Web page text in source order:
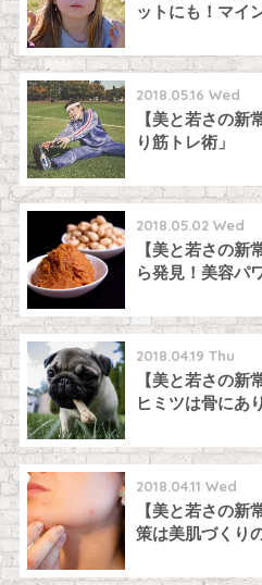
ットにも！マイ
2018.05.16 Wed
【美と若さの新
り筋トレ術」
2018.05.02 Wed
【美と若さの新
ら発見！美容パ
2018.04.19 Thu
【美と若さの新
ヒミツは骨にあり
2018.04.11 Wed
【美と若さの新
策は美肌づくり